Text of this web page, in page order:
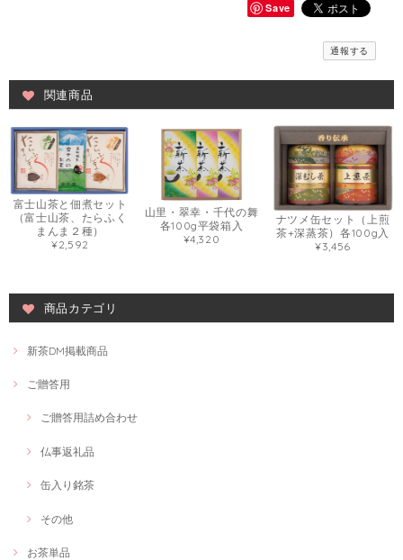
Save
通報する
関連商品
富士山茶と佃煮セット
（富士山茶、たらふく
まんま２種）
¥2,592
山里・翠幸・千代の舞
各100g平袋箱入
¥4,320
ナツメ缶セット（上煎
茶+深蒸茶）各100g入
¥3,456
商品カテゴリ
新茶DM掲載商品
ご贈答用
ご贈答用詰め合わせ
仏事返礼品
缶入り銘茶
その他
お茶単品